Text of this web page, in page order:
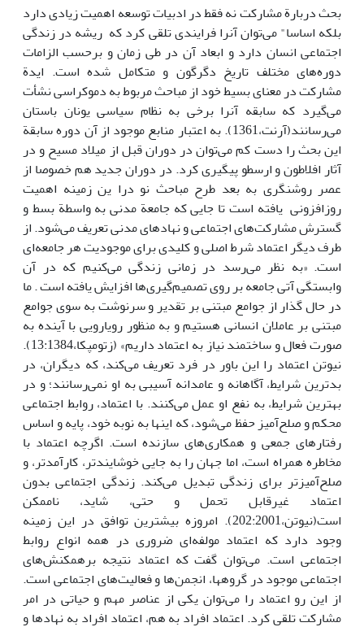
بحث دربارة مشارکت نه فقط در ادبیات توسعه اهمیت زیادی دارد
بلکه اساسا" می‌توان آنرا فرایندی تلقی کرد که ریشه در زندگی
اجتماعی انسان دارد و ابعاد آن در طی زمان و برحسب الزامات
دوره‌های مختلف تاریخ دگرگون و متکامل شده است. ایدة
مشارکت در معنای بسیط خود از مباحث مربوط به دموکراسی نشأت
می‌گیرد که سابقه آنرا برخی به نظام سیاسی یونان باستان
می‌رسانند(آرنت،1361). به اعتبار منابع موجود از آن دوره سابقة
این بحث را دست کم می‌توان در دوران قبل از میلاد مسیح و در
آثار افلاطون و ارسطو پیگیری کرد. در دوران جدید هم خصوصا از
عصر روشنگری به بعد طرح مباحث نو درا ین زمینه اهمیت
روزافزونی یافته است تا جایی که جامعة مدنی به واسطة بسط و
گسترش مشارکت‌های اجتماعی و نهادهای مدنی تعریف می‌شود. از
طرف دیگر اعتماد شرط اصلی و کلیدی برای موجودیت هر جامعه‌ای
است. «به نظر می‌رسد در زمانی زندگی می‌کنیم که در آن
وابستگی آتی جامعه بر روی تصمیم‌گیری‌ها افزایش یافته است . ما
در حال گذار از جوامع مبتنی بر تقدیر و سرنوشت به سوی جوامع
مبتنی بر عاملان انسانی هستیم و به منظور رویارویی با آینده به
صورت فعال و ساختمند نیاز به اعتماد داریم» (زتومپکا،13:1384).
نیوتن اعتماد را این باور در فرد تعریف می‌کند، که دیگران، در
بدترین شرایط، آگاهانه و عامدانه آسیبی به او نمی‌رسانند؛ و در
بهترین شرایط، به نفع او عمل می‌کنند. با اعتماد، روابط اجتماعی
محکم و صلح‌آمیز حفظ می‌شود، که اینها به نوبه خود، پایه و اساس
رفتارهای جمعی و همکاری‌های سازنده است. اگرچه اعتماد با
مخاطره همراه است، اما جهان را به جایی خوشایندتر، کارآمدتر، و
صلح‌آمیزتر برای زندگی تبدیل می‌کند. زندگی اجتماعی بدون
اعتماد غیرقابل تحمل و حتی، شاید، ناممکن
است(نیوتن‏،202:2001). امروزه بیشترین توافق در این زمینه
وجود دارد که اعتماد مولفه‌ای ضروری در همه انواع روابط
اجتماعی است. می‌توان گفت که اعتماد نتیجه برهمکنش‌های
اجتماعی موجود در گروهها، انجمن‌ها و فعالیت‌های اجتماعی است.
از این رو اعتماد را می‌توان یکی از عناصر مهم و حیاتی در امر
مشارکت تلقی کرد. اعتماد افراد به هم، اعتماد افراد به نهادها و